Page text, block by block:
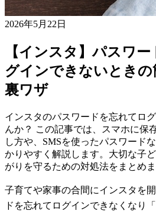
2026年5月22日
【インスタ】パスワ
グインできないときの
裏ワザ
インスタのパスワードを忘れてロ
んか？ この記事では、スマホに保
し方や、SMSを使ったパスワード
かりやすく解説します。大切な子
がりを守るための対処法をまとめま
子育てや家事の合間にインスタを
ドを忘れてログインできなくなり